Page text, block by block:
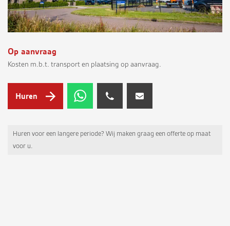
Op aanvraag
Kosten m.b.t. transport en plaatsing op aanvraag.
Huren
Huren voor een langere periode? Wij maken graag een offerte op maat
voor u.